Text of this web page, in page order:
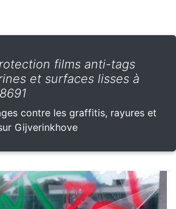
films anti-tags
et surfaces lisses à
contre les graffitis, rayures et
Gijverinkhove